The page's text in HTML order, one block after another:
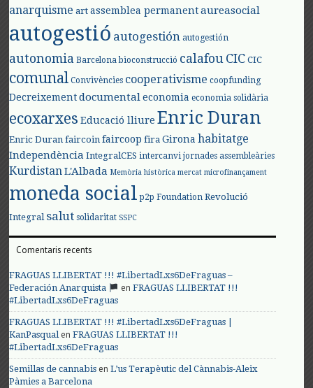
anarquisme art assemblea permanent aureasocial
autogestió autogestión autogestión
autonomia Barcelona bioconstrucció calafouCIC CIC
comunal Convivències cooperativisme coopfunding
Decreixement documental economia economia solidària
ecoxarxes Educació lliure Enric Duran
Enric Duran faircoin faircoop fira Girona habitatge
Independència IntegralCES intercanvi jornades assembleàries
KurdistanL'Albada Memòria històrica mercat microfinançament
moneda social p2p Foundation Revolució
Integral salut solidaritat SSPC
Comentaris recents
FRAGUAS LLIBERTAT !!! #LibertadLxs6DeFraguas –
Federación Anarquista
enFRAGUAS LLIBERTAT !!!
#LibertadLxs6DeFraguas
FRAGUAS LLIBERTAT !!! #LibertadLxs6DeFraguas |
KanPasqualenFRAGUAS LLIBERTAT !!!
#LibertadLxs6DeFraguas
Semillas de cannabis enL’us Terapèutic del Cànnabis-Aleix
Pàmies a Barcelona